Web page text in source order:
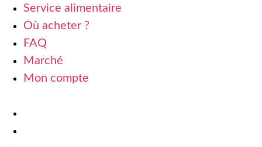
Service alimentaire
Où acheter ?
FAQ
Marché
Mon compte